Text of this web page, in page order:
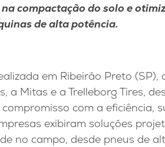
compactação do solo e
de alta potência.
em Ribeirão Preto (SP),
a Mitas e a Trelleborg Tires,
com a eficiência,
exibiram soluções
no campo, desde pneus de